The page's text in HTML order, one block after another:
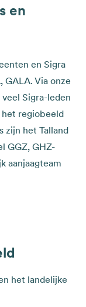
en
en Sigra
GALA. Via onze
Sigra-leden
regiobeeld
zijn het Talland
GGZ, GHZ-
aanjaagteam
het landelijke